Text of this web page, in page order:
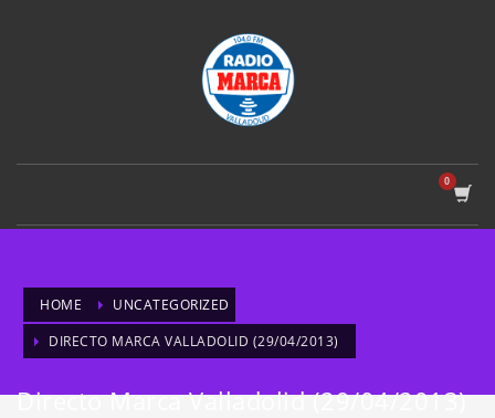
HOME
UNCATEGORIZED
DIRECTO MARCA VALLADOLID (29/04/2013)
Directo Marca Valladolid (29/04/2013)